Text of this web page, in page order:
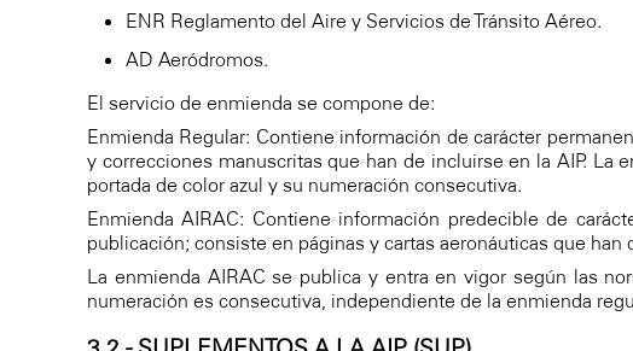
ENR Reglamento del Aire y Servicios de Tránsito Aéreo.
AD Aeródromos.
El servicio de enmienda se compone de:
Enmienda Regular: Contiene información de carácter
y correcciones manuscritas que han de incluirse en la AIP.
portada de color azul y su numeración consecutiva.
Enmienda AIRAC: Contiene información predecible de
publicación; consiste en páginas y cartas aeronáuticas que
La enmienda AIRAC se publica y entra en vigor según las
numeración es consecutiva, independiente de la enmienda